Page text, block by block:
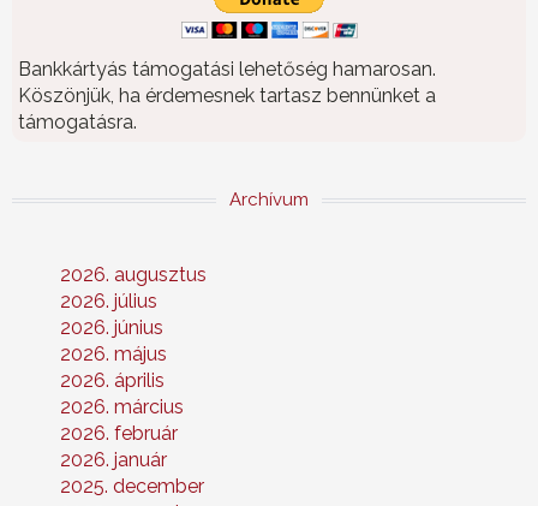
Bankkártyás támogatási lehetőség hamarosan.
Köszönjük, ha érdemesnek tartasz bennünket a
támogatásra.
Archívum
2026. augusztus
2026. július
2026. június
2026. május
2026. április
2026. március
2026. február
2026. január
2025. december